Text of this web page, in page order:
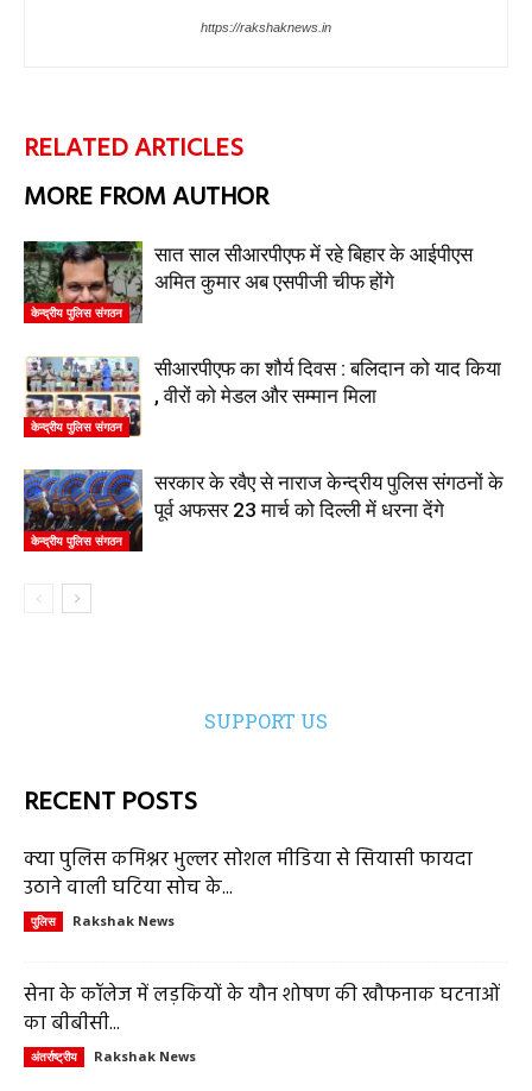
https://rakshaknews.in
RELATED ARTICLES
MORE FROM AUTHOR
केन्द्रीय पुलिस संगठन
सात साल सीआरपीएफ में रहे बिहार के आईपीएस
अमित कुमार अब एसपीजी चीफ होंगे
केन्द्रीय पुलिस संगठन
सीआरपीएफ का शौर्य दिवस : बलिदान को याद किया
, वीरों को मेडल और सम्मान मिला
केन्द्रीय पुलिस संगठन
सरकार के रवैए से नाराज केन्द्रीय पुलिस संगठनों के
पूर्व अफसर 23 मार्च को दिल्ली में धरना देंगे
SUPPORT US
RECENT POSTS
क्या पुलिस कमिश्नर भुल्लर सोशल मीडिया से सियासी फायदा
उठाने वाली घटिया सोच के...
पुलिस Rakshak News
सेना के कॉलेज में लड़कियों के यौन शोषण की खौफनाक घटनाओं
का बीबीसी...
अंतर्राष्ट्रीय Rakshak News